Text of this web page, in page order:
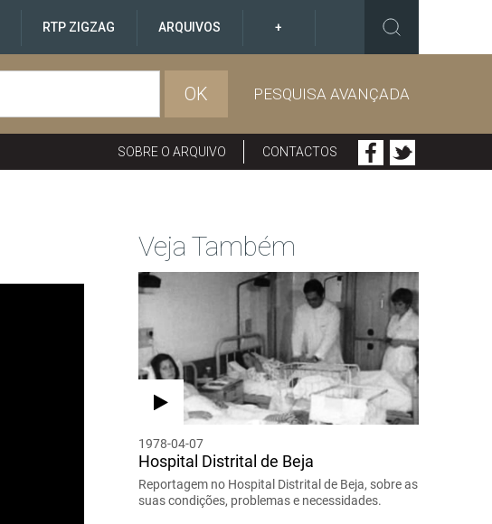
RTP ZIGZAG ARQUIVOS +
OK PESQUISA AVANÇADA
SOBRE O ARQUIVO CONTACTOS
Veja Também
1978-04-07
Hospital Distrital de Beja
Reportagem no Hospital Distrital de Beja, sobre as
suas condições, problemas e necessidades.